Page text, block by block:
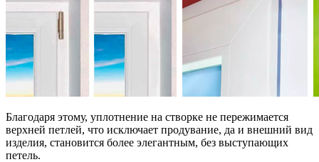
Благодаря этому, уплотнение на створке не пережимается
верхней петлей, что исключает продувание, да и внешний вид
изделия, становится более элегантным, без выступающих
петель.